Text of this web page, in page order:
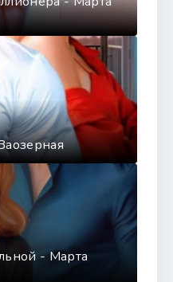
- Марта